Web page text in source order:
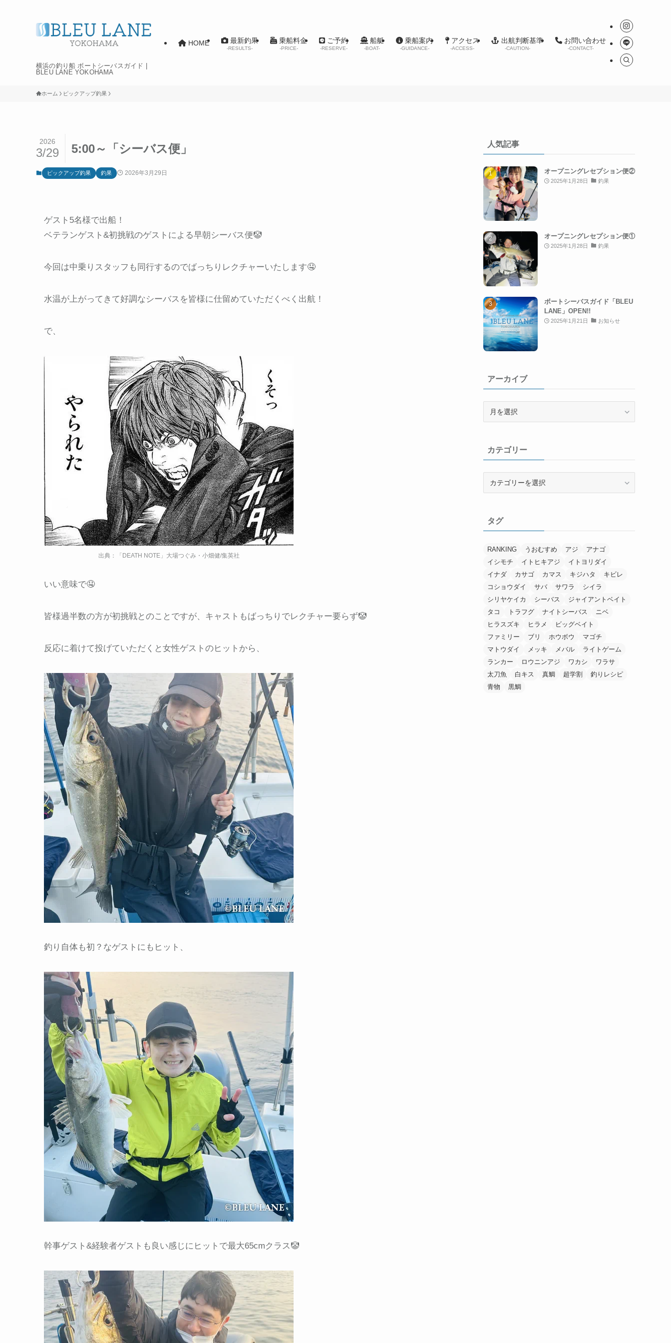
横浜の釣り船 ボートシーバスガイド |
BLEU LANE YOKOHAMA
HOME 最新釣果
-RESULTS-
乗船料金
-PRICE-
ご予約
-RESERVE-
船艇
-BOAT-
乗船案内
-GUIDANCE-
アクセス
-ACCESS-
出航判断基準
-CAUTION-
お問い合わせ
-CONTACT-
ホーム ピックアップ釣果
5:00～「シーバス便」
2026
3/29
ピックアップ釣果 釣果 2026年3月29日
ゲスト5名様で出船！
ベテランゲスト&初挑戦のゲストによる早朝シーバス便🤡
今回は中乗りスタッフも同行するのでばっちりレクチャーいたします🤤
水温が上がってきて好調なシーバスを皆様に仕留めていただくべく出航！
で、
出典：「DEATH NOTE」大場つぐみ・小畑健/集英社
いい意味で🤤
皆様過半数の方が初挑戦とのことですが、キャストもばっちりでレクチャー要らず🤡
反応に着けて投げていただくと女性ゲストのヒットから、
釣り自体も初？なゲストにもヒット、
幹事ゲスト&経験者ゲストも良い感じにヒットで最大65cmクラス🤡
人気記事
オープニングレセプション便②
2025年1月28日 釣果
オープニングレセプション便①
2025年1月28日 釣果
ボートシーバスガイド「BLEU
LANE」OPEN!!
2025年1月21日 お知らせ
アーカイブ
ブカテゴリー
ータグ
RANKING うおむすめ アジ
アナゴ
イシモチ
イトヒキアジ
イトヨリダイ
イナダ
カサゴ カマス キジハタ
キビレ
コショウダイ
サバ サワラ
シイラ
シリヤケイカ
シーバス
ジャイアントベイト
タコ
トラフグ ナイトシーバス
ニベ
ヒラスズキ
ヒラメ
ビッグベイト
ファミリー
ブリ ホウボウ
マゴチ
マトウダイ
メッキ メバル
ライトゲーム
ランカー
ロウニンアジ ワカシ
ワラサ
太刀魚
白キス 真鯛 超学割
釣りレシピ
青物
黒鯛